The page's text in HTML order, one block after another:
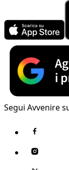
Segui Avvenire